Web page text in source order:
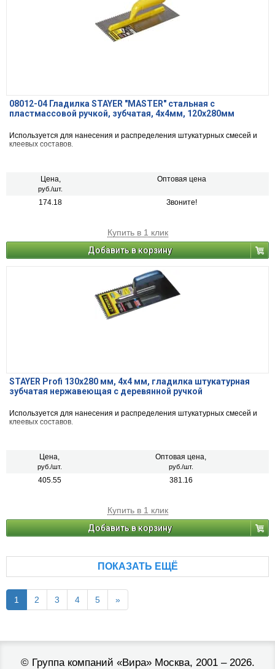
08012-04 Гладилка STAYER "MASTER" стальная с
пластмассовой ручкой, зубчатая, 4х4мм, 120х280мм
Используется для нанесения и распределения штукатурных смесей и
клеевых составов.
Цена,
руб./шт.
Оптовая цена
174.18 Звоните!
Купить в 1 клик
Добавить в корзину
STAYER Profi 130х280 мм, 4х4 мм, гладилка штукатурная
зубчатая нержавеющая с деревянной ручкой
Используется для нанесения и распределения штукатурных смесей и
клеевых составов.
Цена,
руб./шт.
Оптовая цена,
руб./шт.
405.55 381.16
Купить в 1 клик
Добавить в корзину
ПОКАЗАТЬ ЕЩЁ
1 2 3 4 5 »
© Группа компаний «Вира»Москва, 2001 – 2026.